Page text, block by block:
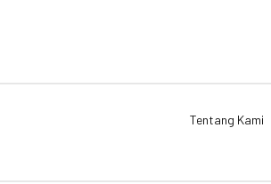
Tentang Kami